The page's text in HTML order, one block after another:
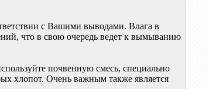
с Вашими выводами. Влага в
что в свою очередь ведет к вымыванию
почвенную смесь, специально
хлопот. Очень важным также является